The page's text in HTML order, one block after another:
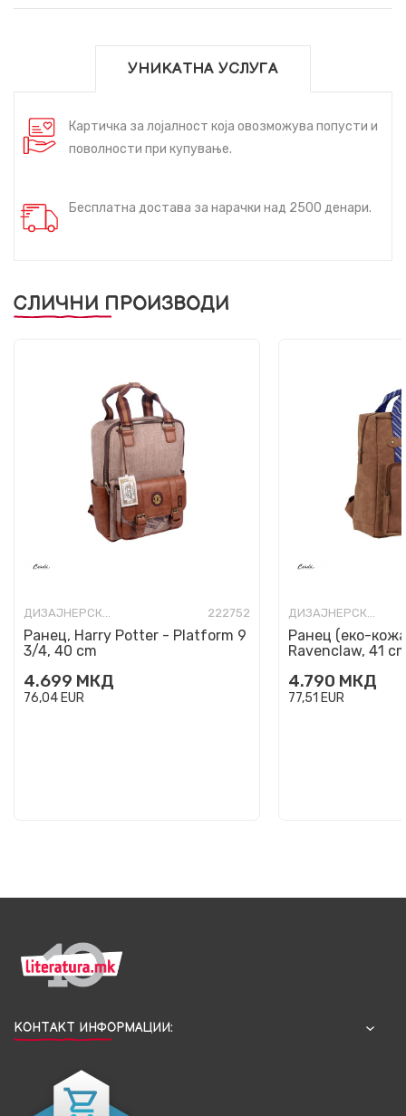
УНИКАТНА УСЛУГА
Картичка за лојалност која овозможува попусти и
поволности при купување.
Бесплатна достава за нарачки над 2500 денари.
СЛИЧНИ ПРОИЗВОДИ
ДИЗАЈНЕРСКИ РАНЦИ 222752
Ранец, Harry Potter - Platform 9
3/4, 40 cm
4.699 МКД
76,04EUR
ДИЗАЈНЕРСКИ РАНЦИ
Ранец (еко-
Ravenclaw, 41
4.790 МКД
77,51 EUR
КОНТАКТ ИНФОРМАЦИИ: